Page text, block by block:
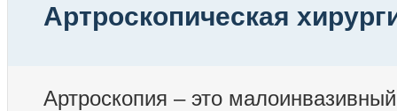
Артроскопическая
Артроскопия – это